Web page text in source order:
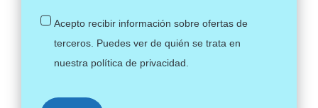
Acepto recibir información sobre ofertas de
terceros. Puedes ver de quién se trata en
nuestra política de privacidad